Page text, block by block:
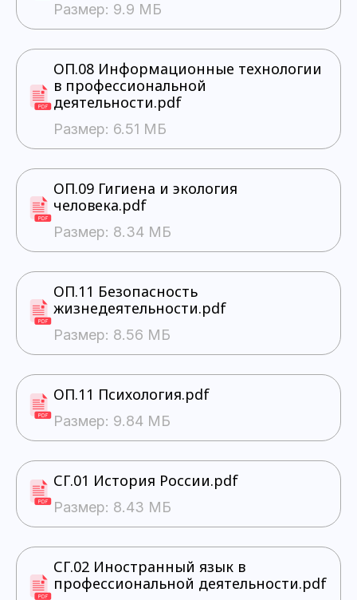
Размер: 9.9 МБ
ОП.08 Информационные технологии
в профессиональной
деятельности.pdf
Размер: 6.51 МБ
ОП.09 Гигиена и экология
человека.pdf
Размер: 8.34 МБ
ОП.11 Безопасность
жизнедеятельности.pdf
Размер: 8.56 МБ
ОП.11 Психология.pdf
Размер: 9.84 МБ
СГ.01 История России.pdf
Размер: 8.43 МБ
СГ.02 Иностранный язык в
профессиональной деятельности.pdf